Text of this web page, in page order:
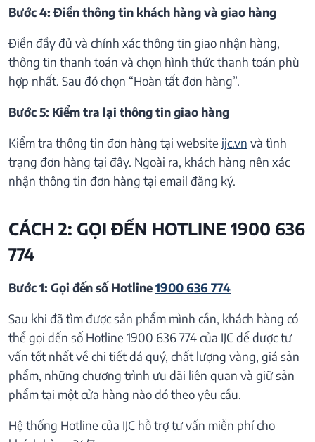
Bước 4: Điền thông tin khách hàng và giao hàng
Điền đầy đủ và chính xác thông tin giao nhận hàng,
thông tin thanh toán và chọn hình thức thanh toán phù
hợp nhất. Sau đó chọn “Hoàn tất đơn hàng”.
Bước 5: Kiểm tra lại thông tin giao hàng
Kiểm tra thông tin đơn hàng tại website ijc.vn và tình
trạng đơn hàng tại đây. Ngoài ra, khách hàng nên xác
nhận thông tin đơn hàng tại email đăng ký.
CÁCH 2: GỌI ĐẾN HOTLINE 1900 636
774
Bước 1: Gọi đến số Hotline1900 636 774
Sau khi đã tìm được sản phẩm mình cần, khách hàng có
thể gọi đến số Hotline 1900 636 774 của IJC để được tư
vấn tốt nhất về chi tiết đá quý, chất lượng vàng, giá sản
phẩm, những chương trình ưu đãi liên quan và giữ sản
phẩm tại một cửa hàng nào đó theo yêu cầu.
Hệ thống Hotline của IJC hỗ trợ tư vấn miễn phí cho